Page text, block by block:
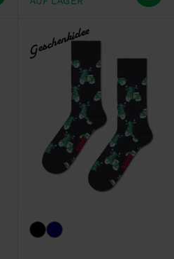
Geschenkidee